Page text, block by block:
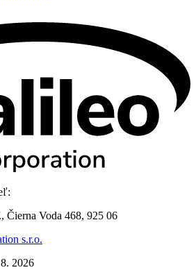
Čierna Voda 468, 925 06
s.r.o.
2026